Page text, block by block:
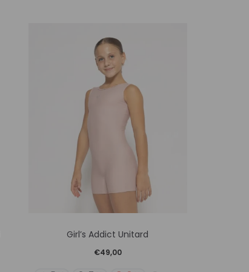
το
Girl’s Addict Unitard
€49,00